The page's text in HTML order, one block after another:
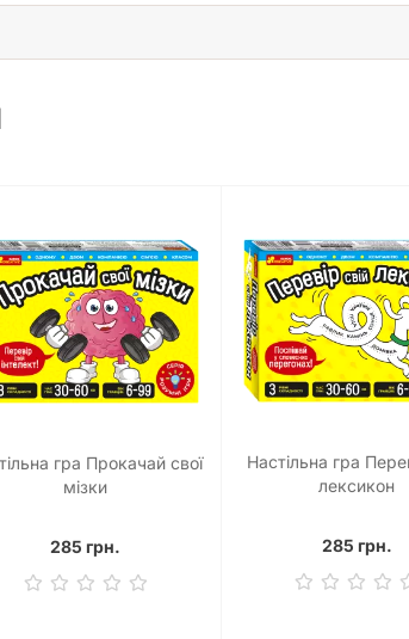
гра Прокачай cвої
мізки
285 грн.
Настільна гра
лексикон
285 грн.